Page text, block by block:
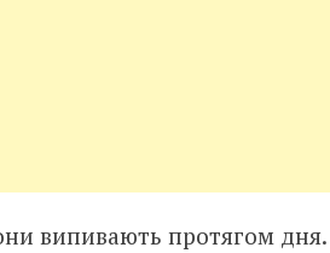
випивають протягом дня.